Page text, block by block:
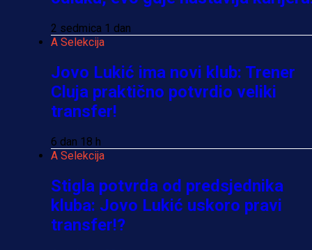
2 sedmica 1 dan
A Selekcija
Jovo Lukić ima novi klub: Trener
Cluja praktično potvrdio veliki
transfer!
6 dan 18 h
A Selekcija
Stigla potvrda od predsjednika
kluba: Jovo Lukić uskoro pravi
transfer!?